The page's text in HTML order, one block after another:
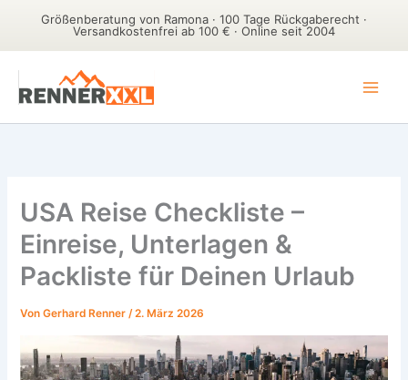
Größenberatung von Ramona · 100 Tage Rückgaberecht ·
Versandkostenfrei ab 100 € · Online seit 2004
springen
USA Reise Checkliste –
Einreise, Unterlagen &
Packliste für Deinen Urlaub
VonGerhard Renner/2. März 2026